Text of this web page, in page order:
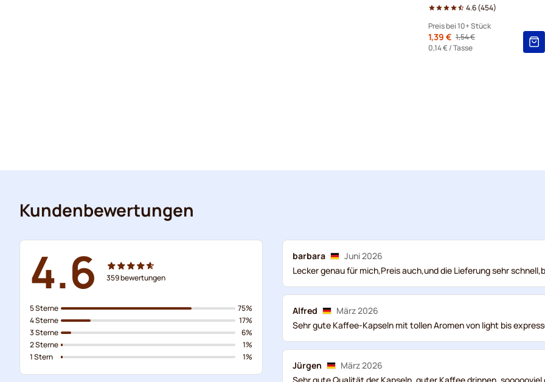
4.6(454)
Preis bei 10+ Stück
Regulärer Preis
1,54 €
Von
1,39 €
0,14 €/ Tasse
10+
Kundenbewertungen
4.6 359bewertungen
5 Sterne
4 Sterne
3 Sterne
2 Sterne
1 Stern
75%
17%
6%
1%
1%
barbara
Juni 2026
Lecker genau für mich,Preis auch,und die Lieferung sehr
Alfred
März 2026
Sehr gute Kaffee-Kapseln mit tollen Aromen von light bis
Jürgen
März 2026